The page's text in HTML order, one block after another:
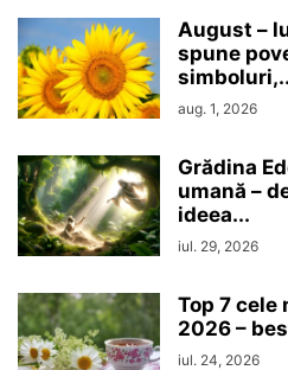
August –
spune
aug. 1, 2026
Grădina
umană –
ideea...
iul. 29, 2026
Top 7
2026 –
iul. 24, 2026